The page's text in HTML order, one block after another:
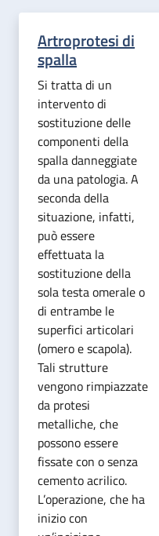
Artroprotesi di
spalla
Si tratta di un
intervento di
sostituzione delle
componenti della
spalla danneggiate
da una patologia. A
seconda della
situazione, infatti,
può essere
effettuata la
sostituzione della
sola testa omerale o
di entrambe le
superfici articolari
(omero e scapola).
Tali strutture
vengono rimpiazzate
da protesi
metalliche, che
possono essere
fissate con o senza
cemento acrilico.
L’operazione, che ha
inizio con